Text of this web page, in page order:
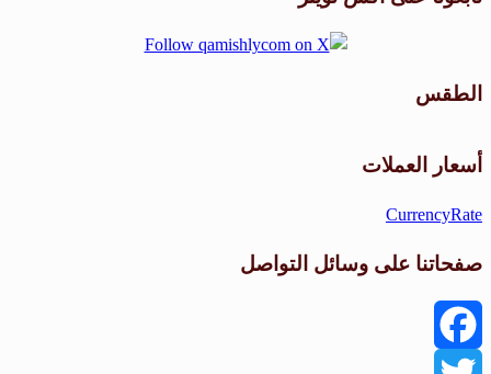
الطقس
أسعار العملات
CurrencyRate
صفحاتنا على وسائل التواصل